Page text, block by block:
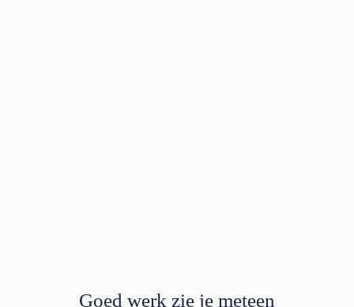
Goed werk zie je meteen